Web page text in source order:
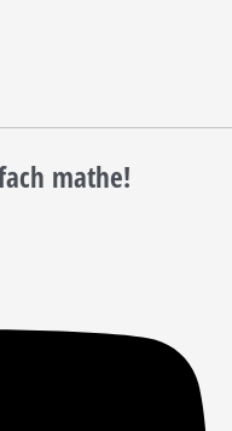
mathe!